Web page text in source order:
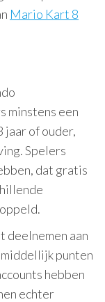
Mario Kart 8
minstens een
jaar of ouder,
Spelers
dat gratis
deelnemen aan
punten
hebben
echter